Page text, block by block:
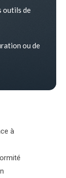
outils de
ou de
à